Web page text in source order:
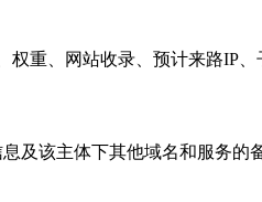
重、网站收录、预计来路IP、
及该主体下其他域名和服务的